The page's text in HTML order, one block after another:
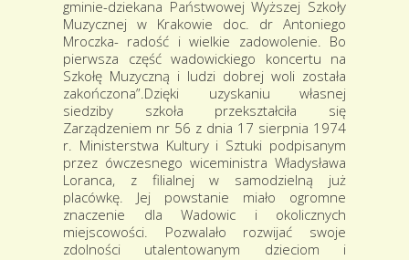
gminie-dziekana Państwowej Wyższej Szkoły
Muzycznej w Krakowie doc. dr Antoniego
Mroczka- radość i wielkie zadowolenie. Bo
pierwsza część wadowickiego koncertu na
Szkołę Muzyczną i ludzi dobrej woli została
zakończona”.Dzięki uzyskaniu własnej
siedziby szkoła przekształciła się
Zarządzeniem nr 56 z dnia 17 sierpnia 1974
r. Ministerstwa Kultury i Sztuki podpisanym
przez ówczesnego wiceministra Władysława
Loranca, z filialnej w samodzielną już
placówkę. Jej powstanie miało ogromne
znaczenie dla Wadowic i okolicznych
miejscowości. Pozwalało rozwijać swoje
zdolności utalentowanym dzieciom i